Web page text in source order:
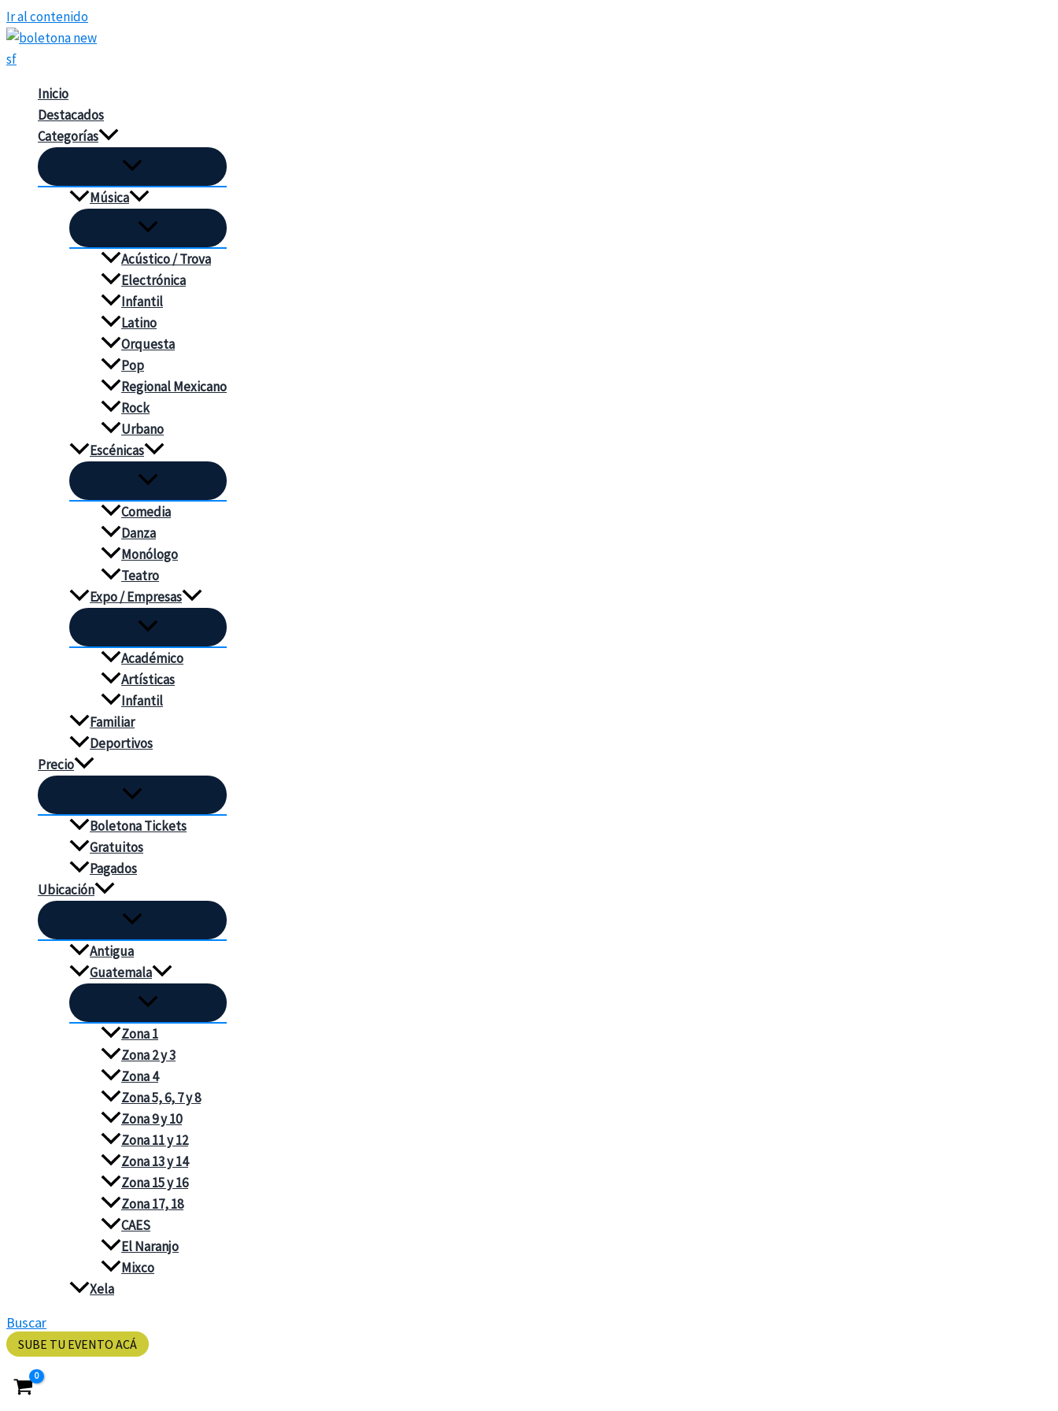
Ir al contenido
Inicio
Destacados
Categorías
Música
Acústico / Trova
Electrónica
Infantil
Latino
Orquesta
Pop
Regional Mexicano
Rock
Urbano
Escénicas
Comedia
Danza
Monólogo
Teatro
Expo / Empresas
Académico
Artísticas
Infantil
Familiar
Deportivos
Precio
Boletona Tickets
Gratuitos
Pagados
Ubicación
Antigua
Guatemala
Zona 1
Zona 2 y 3
Zona 4
Zona 5, 6, 7 y 8
Zona 9 y 10
Zona 11 y 12
Zona 13 y 14
Zona 15 y 16
Zona 17, 18
CAES
El Naranjo
Mixco
Xela
Buscar
SUBE TU EVENTO ACÁ